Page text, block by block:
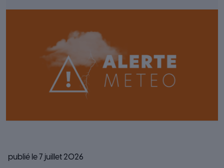
publié le 7 juillet 2026